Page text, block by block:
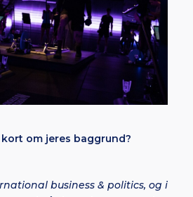
om jeres baggrund?
business & politics, og i